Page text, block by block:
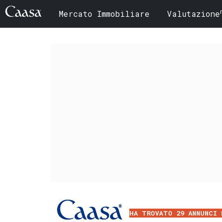
Mercato Immobiliare Valutazione
HA TROVATO 29 ANNUNCI